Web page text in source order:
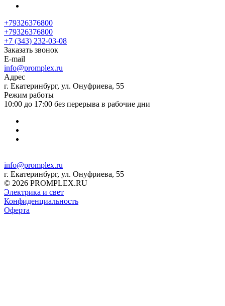
+79326376800
+79326376800
+7 (343) 232-03-08
Заказать звонок
E-mail
info@promplex.ru
Адрес
г. Екатеринбург, ул. Онуфриева, 55
Режим работы
10:00 до 17:00 без перерыва в рабочие дни
info@promplex.ru
г. Екатеринбург, ул. Онуфриева, 55
© 2026 PROMPLEX.RU
Электрика и свет
Конфиденциальность
Оферта